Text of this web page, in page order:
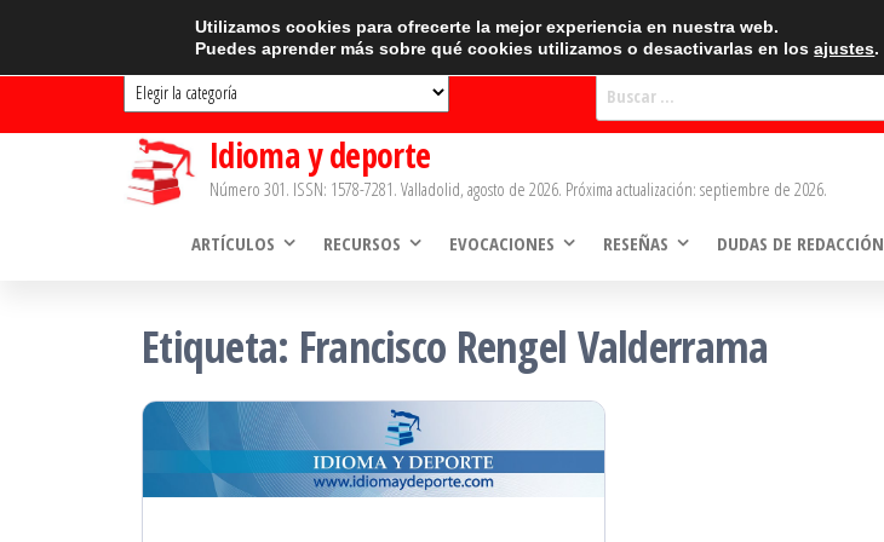
CATEGORÍAS
Categorías
BUSCADOR
Idioma y deporte
Número 301. ISSN: 1578-7281. Valladolid, agosto de 2026. Próxima actualización: septiembre de 2026.
ARTÍCULOS RECURSOS EVOCACIONES RESEÑAS DUDAS DE REDACCIÓN
Etiqueta: Francisco Rengel Valderrama
Utilizamos cookies para ofrecerte la mejor experiencia en nuestra web.
Puedes aprender más sobre qué cookies utilizamos o desactivarlas en losajustes.